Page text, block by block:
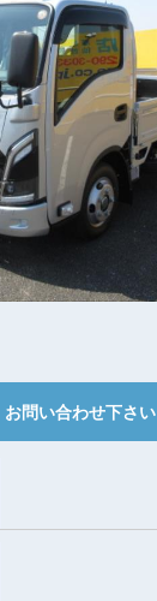
お問い合わせ下さい